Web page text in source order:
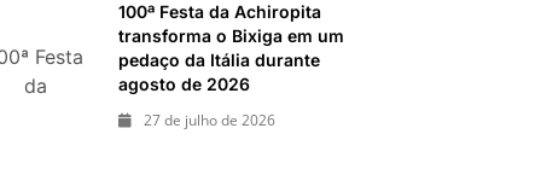
dias 8 e
Festa
da
100ª Festa da Achiropita
transforma o Bixiga em um
pedaço da Itália durante
agosto de 2026
27 de julho de 2026